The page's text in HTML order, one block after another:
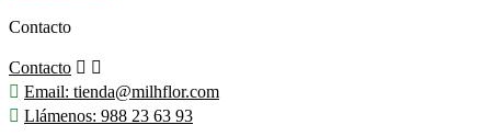
Contacto
Contacto  
 Email: tienda@milhflor.com
 Llámenos: 988 23 63 93